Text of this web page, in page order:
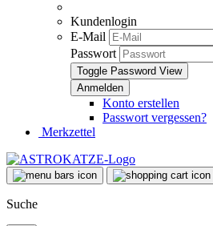
Kundenlogin
E-Mail
Passwort
Toggle Password View
Konto erstellen
Passwort vergessen?
Merkzettel
Suche